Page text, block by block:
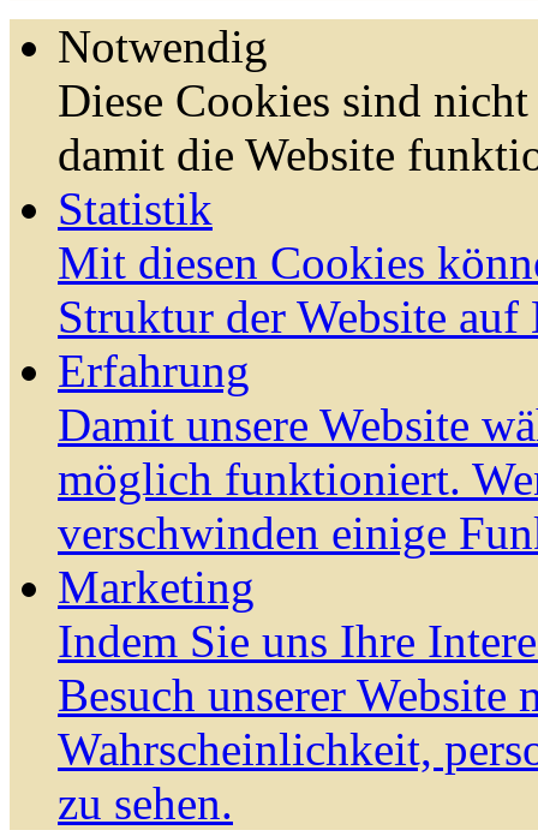
Notwendig
Diese Cookies sind
damit die Website
Statistik
Mit diesen Cookies
Struktur der Website auf
Erfahrung
Damit unsere Website
möglich funktioniert.
verschwinden einige
Marketing
Indem Sie uns Ihre
Besuch unserer Website
Wahrscheinlichkeit,
zu sehen.